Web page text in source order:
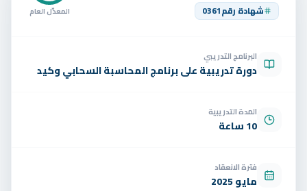
الوظائف
شهادة رقم0361 المعدّل العام
البرنامج التدريبي
دورة تدريبية على برنامج المحاسبة السحابي وكيد
المدة التدريبية
10 ساعة
فترة الانعقاد
مايو 2025